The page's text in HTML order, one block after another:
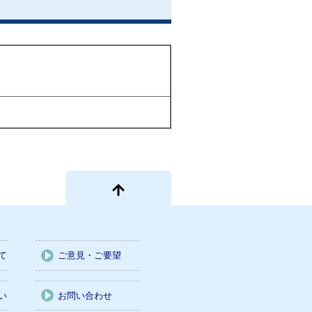
ご意見・ご要望
お問い合わせ